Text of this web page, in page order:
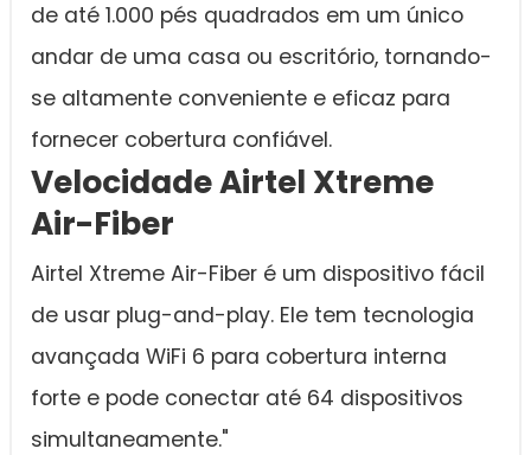
de até 1.000 pés quadrados em um único
andar de uma casa ou escritório, tornando-
se altamente conveniente e eficaz para
fornecer cobertura confiável.
Velocidade Airtel Xtreme
Air-Fiber
Airtel Xtreme Air-Fiber é um dispositivo fácil
de usar plug-and-play. Ele tem tecnologia
avançada WiFi 6 para cobertura interna
forte e pode conectar até 64 dispositivos
simultaneamente."